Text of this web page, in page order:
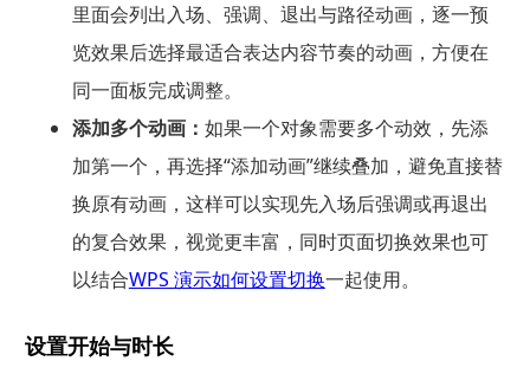
里面会列出入场、强调、退出与路径动画，逐一预
览效果后选择最适合表达内容节奏的动画，方便在
同一面板完成调整。
添加多个动画： 如果一个对象需要多个动效，先添
加第一个，再选择“添加动画”继续叠加，避免直接替
换原有动画，这样可以实现先入场后强调或再退出
的复合效果，视觉更丰富，同时页面切换效果也可
以结合WPS 演示如何设置切换一起使用。
设置开始与时长